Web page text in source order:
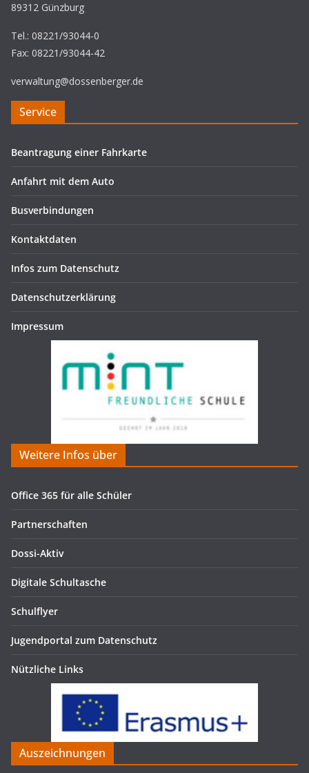
89312 Günzburg
Tel.: 08221/93044-0
Fax: 08221/93044-42
verwaltung@dossenberger.de
Service
Beantragung einer Fahrkarte
Anfahrt mit dem Auto
Busverbindungen
Kontaktdaten
Infos zum Datenschutz
Datenschutzerklärung
Impressum
Weitere Infos über
Office 365 für alle Schüler
Partnerschaften
Dossi-Aktiv
Digitale Schultasche
Schulflyer
Jugendportal zum Datenschutz
Nützliche Links
Auszeichnungen